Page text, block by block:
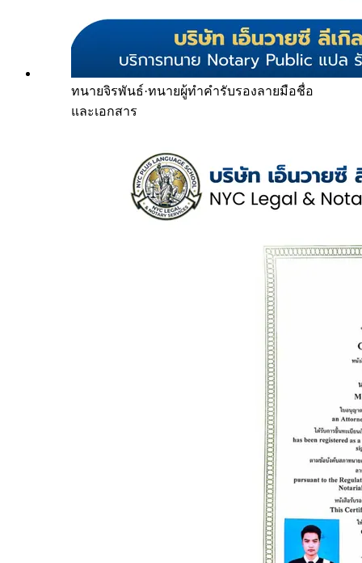
ทนายจิรพันธ์·ทนายผู้ทำคำรับรองลายมือชื่อ
และเอกสาร